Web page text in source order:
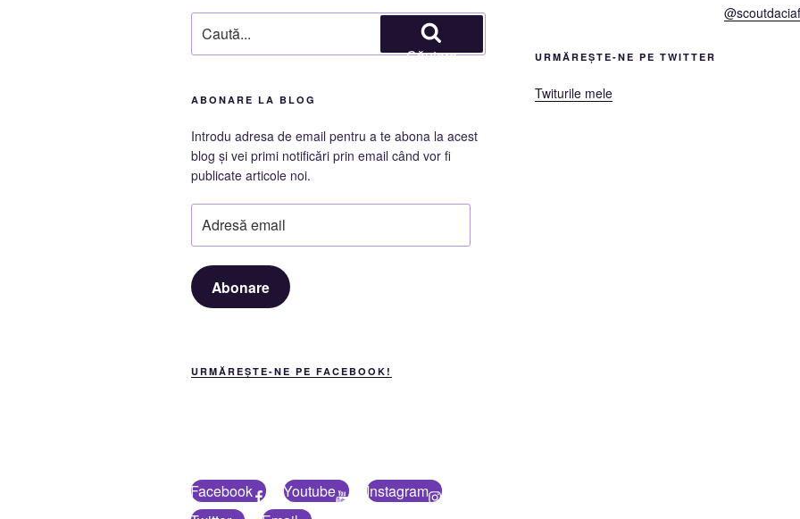
după:
Căutare
ABONARE LA BLOG
Introdu adresa de email pentru a te abona la acest
blog și vei primi notificări prin email când vor fi
publicate articole noi.
email
Abonare
URMĂREȘTE-NE PE FACEBOOK!
URMĂREȘTE-NE PE TWITTER
Twiturile mele
Facebook Youtube
Instagram